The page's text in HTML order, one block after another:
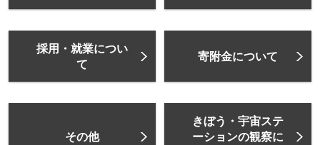
採用・就業につい
て
寄附金について
その他
きぼう・宇宙ステ
ーションの観察に